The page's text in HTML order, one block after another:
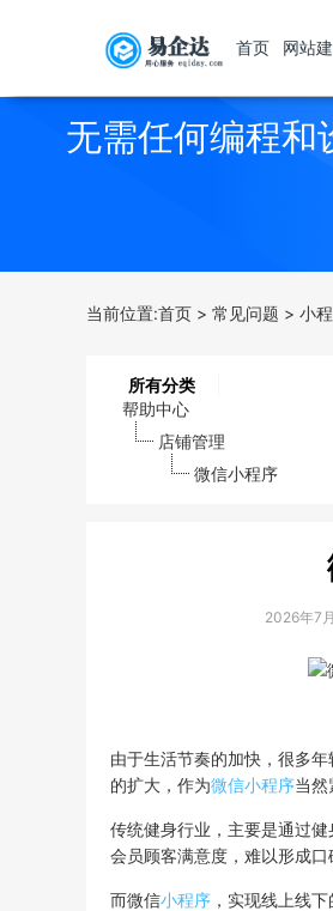
首页 网站
无需任何编程和
当前位置:首页 > 常见问题 > 小
所有分类
帮助中心
店铺管理
微信小程序
2026年7
由于生活节奏的加快，很多
的扩大，作为微信小程序当然
传统健身行业，主要是通过
会员顾客满意度，难以形成口
而微信小程序 ，实现线上线